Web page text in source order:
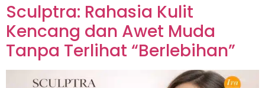
Sculptra: Rahasia Kulit
Kencang dan Awet Muda
Tanpa Terlihat “Berlebihan”